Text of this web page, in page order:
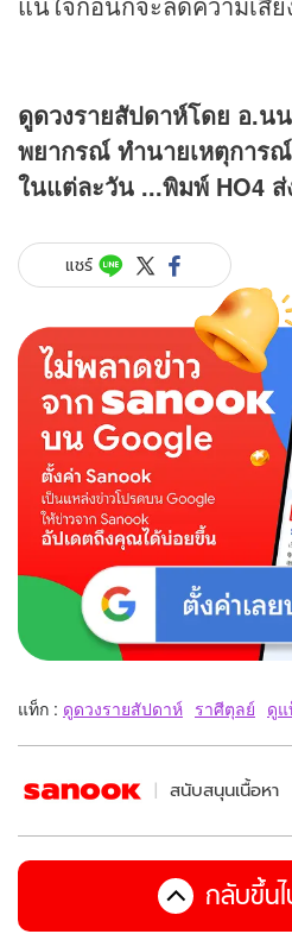
ดูดวงรายสัปดาห์โดย อ.น
พยากรณ์ ทำนายเหตุการ
ในแต่ละวัน ...พิมพ์ HO4 ส่
แชร์
แท็ก : ดูดวงรายสัปดาห์ ราศีตุลย์ ดู
สนับสนุนเนื้อหา
กลับขึ้น